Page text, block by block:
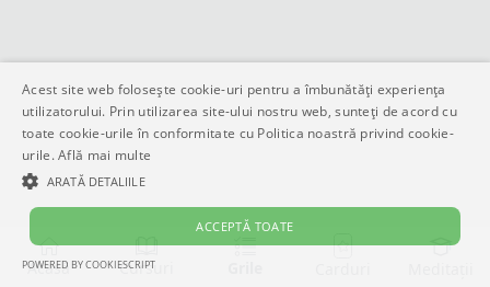
Acasă Cursuri
Acest site web folosește cookie-uri pentru a îmbunătăți experiența
utilizatorului. Prin utilizarea site-ului nostru web, sunteți de acord cu
toate cookie-urile în conformitate cu Politica noastră privind cookie-
urile.Află mai multe
ARATĂ DETALIILE
ACCEPTĂ TOATE
STRICT NECESARE
POWERED BY COOKIESCRIPT